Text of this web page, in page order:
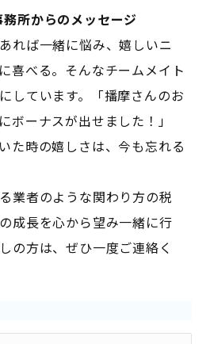
所からのメッセージ――
れば一緒に悩み、嬉しいニ
喜べる。そんなチームメイト
しています。「播摩さんのお
ボーナスが出せました！」
た時の嬉しさは、今も忘れる
業者のような関わり方の税
成長を心から望み一緒に行
の方は、ぜひ一度ご連絡く